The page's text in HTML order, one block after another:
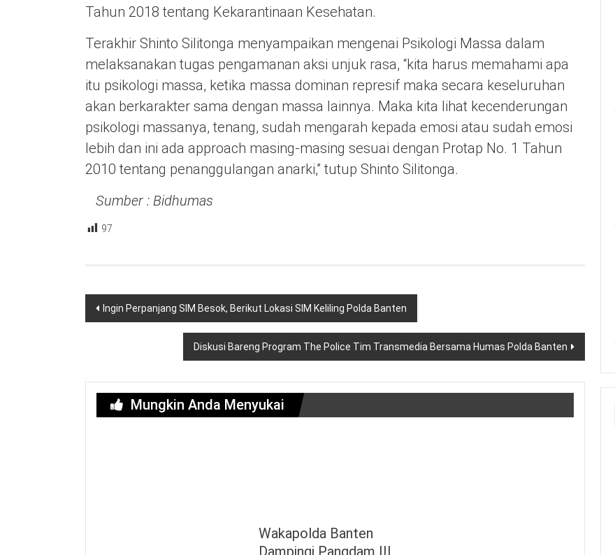
Tahun 2018 tentang Kekarantinaan Kesehatan.
Terakhir Shinto Silitonga menyampaikan mengenai Psikologi Massa dalam
melaksanakan tugas pengamanan aksi unjuk rasa, “kita harus memahami apa
itu psikologi massa, ketika massa dominan represif maka secara keseluruhan
akan berkarakter sama dengan massa lainnya. Maka kita lihat kecenderungan
psikologi massanya, tenang, sudah mengarah kepada emosi atau sudah emosi
lebih dan ini ada approach masing-masing sesuai dengan Protap No. 1 Tahun
2010 tentang penanggulangan anarki,” tutup Shinto Silitonga.
Sumber : Bidhumas
97
Navigasi
pos
Ingin Perpanjang SIM Besok, Berikut Lokasi SIM Keliling Polda Banten
Diskusi Bareng Program The Police Tim Transmedia Bersama Humas Polda Banten
Mungkin Anda Menyukai
Wakapolda Banten
Dampingi Pangdam III